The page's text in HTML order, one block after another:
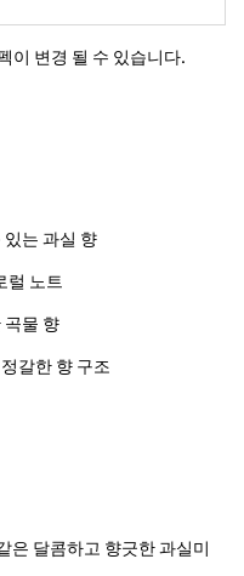
이 변경 될 수 있습니다.
는 과실 향
럴 노트
곡물 향
갈한 향 구조
은 달콤하고 향긋한 과실미